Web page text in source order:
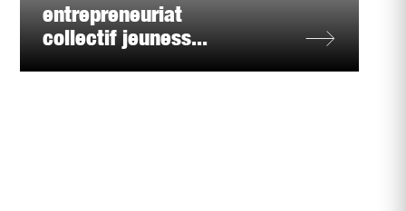
entrepreneuriat
collectif jeuness...